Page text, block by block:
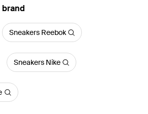
brand
Sneakers Reebok
Sneakers Nike